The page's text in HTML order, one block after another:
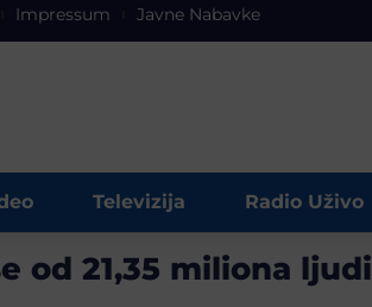
Impressum Javne Nabavke
Televizija Radio Uživo
od 21,35 miliona ljudi